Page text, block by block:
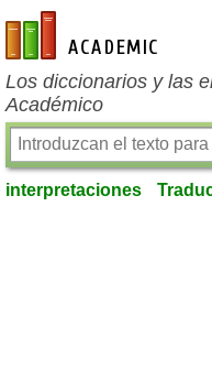
es-academic.com
Los diccionarios y las
Académico
interpretaciones